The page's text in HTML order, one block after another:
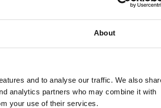
About
and to analyse our traffic. We also
analytics partners who may combine it with
your use of their services.